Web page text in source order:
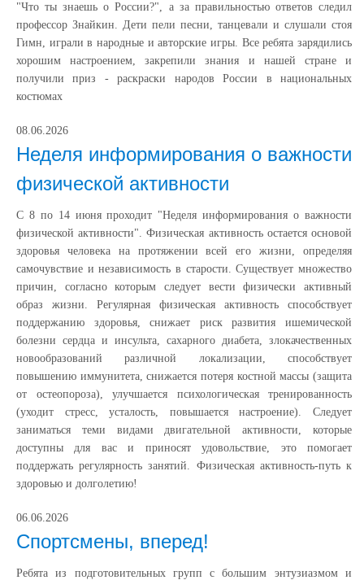
"Что ты знаешь о России?", а за правильностью ответов следил
профессор Знайкин. Дети пели песни, танцевали и слушали стоя
Гимн, играли в народные и авторские игры. Все ребята зарядились
хорошим настроением, закрепили знания и нашей стране и
получили приз - раскраски народов России в национальных
костюмах
08.06.2026
Неделя информирования о важности
физической активности
С 8 по 14 июня проходит "Неделя информирования о важности
физической активности". Физическая активность остается основой
здоровья человека на протяжении всей его жизни, определяя
самочувствие и независимость в старости. Существует множество
причин, согласно которым следует вести физически активный
образ жизни. Регулярная физическая активность способствует
поддержанию здоровья, снижает риск развития ишемической
болезни сердца и инсульта, сахарного диабета, злокачественных
новообразований различной локализации, способствует
повышению иммунитета, снижается потеря костной массы (защита
от остеопороза), улучшается психологическая тренированность
(уходит стресс, усталость, повышается настроение). Следует
заниматься теми видами двигательной активности, которые
доступны для вас и приносят удовольствие, это помогает
поддержать регулярность занятий. Физическая активность-путь к
здоровью и долголетию!
06.06.2026
Спортсмены, вперед!
Ребята из подготовительных групп с большим энтузиазмом и